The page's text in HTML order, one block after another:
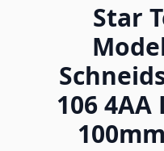
Star
106